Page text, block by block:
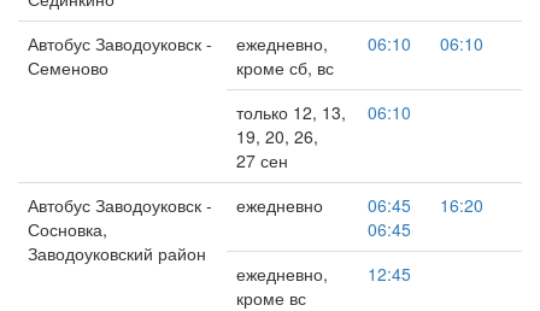
Автобус Заводоуковск -
Семеново
ежедневно,
кроме сб, вс
06:10 06:10
только 12, 13,
19, 20, 26,
27 сен
06:10
Автобус Заводоуковск -
Сосновка,
Заводоуковский район
ежедневно 06:45
16:20
06:45
ежедневно,
кроме вс
12:45